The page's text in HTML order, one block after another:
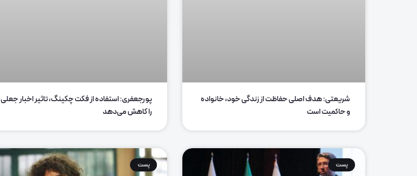
شریعتی: هدف اصلی حفاظت از زندگی خود، خانواده
و حاکمیت است
پورجعفری: استفاده از فکت چکینگ، تاثیر اخبار جعلی
را کاهش می‌دهد
پست پست